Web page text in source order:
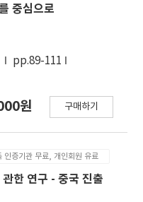
을 확인하였다. 둘째,
입 시기, 생산현지화,
총 7개 요인이 선정
투자지분, 동반진출,
드는 것으로 확인되었
생산현지화 수준에서
. 즉 대만의 신발기업
보다 높은 합작투자 비
중심으로
pp.89-111
원 구매하기
인증기관 무료, 개인회원 유료
한 연구 - 중국 진출